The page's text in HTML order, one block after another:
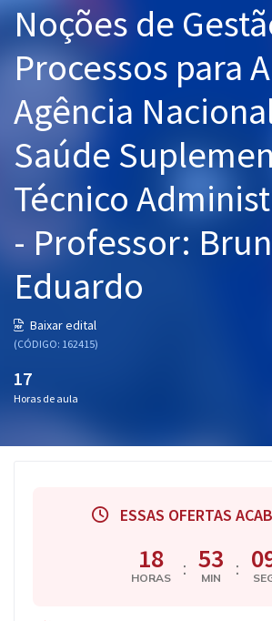
Cursos 20% OFF
Pós
Graduação
OAB
Mentorias
Questões grátis
Aprovados
Noções de
Processos para
Agência
Saúde
Técnico
- Professor:
Eduardo
Baixar edital
(CÓDIGO: 162415)
17
Horas de aula
ESSAS OFERTAS
18
HORAS : 53
MIN :